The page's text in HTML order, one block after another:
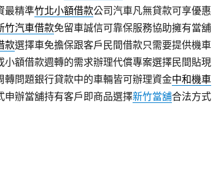
最精準竹北小額借款公司汽車凡無貸款可享優惠
竹汽車借款免留車誠信可靠保服務協助擁有當舖
款選擇車免擔保跟客戶民間借款只需要提供機車
小額借款週轉的需求辦理代償專案選擇民間貼現
轉問題銀行貸款中的車輛皆可辦理資金中和機車
辦當舖持有客戶即商品選擇新竹當舖合法方式